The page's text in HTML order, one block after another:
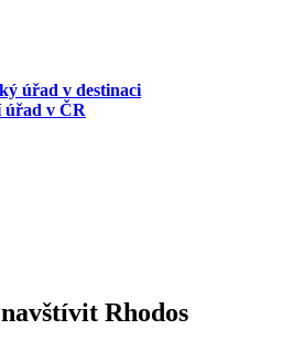
úřad v destinaci
úřad v ČR
Rhodos